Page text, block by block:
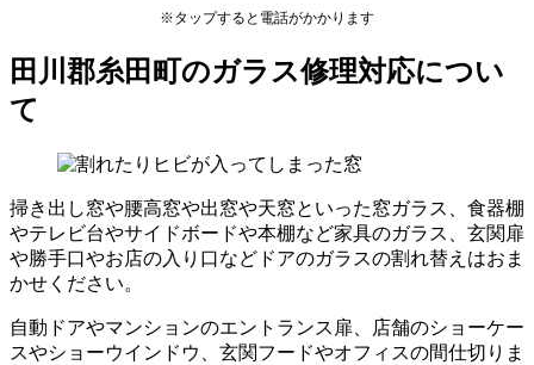
※タップすると電話がかかります
田川郡糸田町のガラス修理対応につい
て
掃き出し窓や腰高窓や出窓や天窓といった窓ガラス、食器棚
やテレビ台やサイドボードや本棚など家具のガラス、玄関扉
や勝手口やお店の入り口などドアのガラスの割れ替えはおま
かせください。
自動ドアやマンションのエントランス扉、店舗のショーケー
スやショーウインドウ、玄関フードやオフィスの間仕切りま